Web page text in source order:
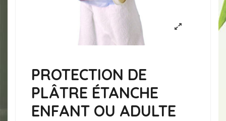
PROTECTION DE
PLÂTRE ÉTANCHE
ENFANT OU ADULTE